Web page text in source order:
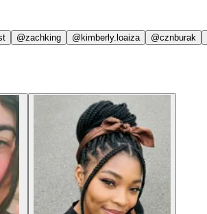
@zachking @kimberly.loaiza @cznburak